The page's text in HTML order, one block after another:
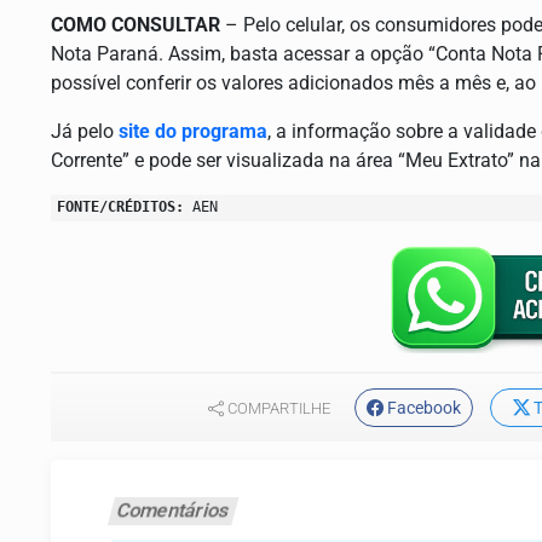
COMO CONSULTAR – Pelo celular, os consumidores
Nota Paraná. Assim, basta acessar a opção “Conta Nota
possível conferir os valores adicionados mês a mês e,
Já pelo site do programa, a informação sobre a
Corrente” e pode ser visualizada na área “Meu Extrato”
FONTE/CRÉDITOS: AEN
COMPARTILHE Facebook
Comentários